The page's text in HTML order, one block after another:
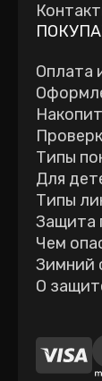
Оплата
Типы
Для
Типы
Защита
Чем
Зимний
О